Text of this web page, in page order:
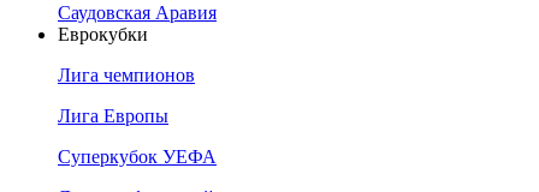
Саудовская Аравия
Еврокубки
Лига чемпионов
Лига Европы
Суперкубок УЕФА